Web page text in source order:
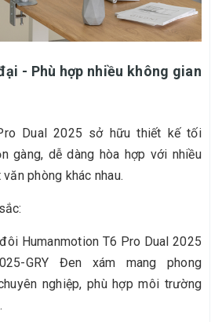
- Phù hợp nhiều không gian
Dual 2025 sở hữu thiết kế tối
gàng, dễ dàng hòa hợp với nhiều
phòng khác nhau.
Humanmotion T6 Pro Dual 2025
GRY Đen xám mang phong
nghiệp, phù hợp môi trường